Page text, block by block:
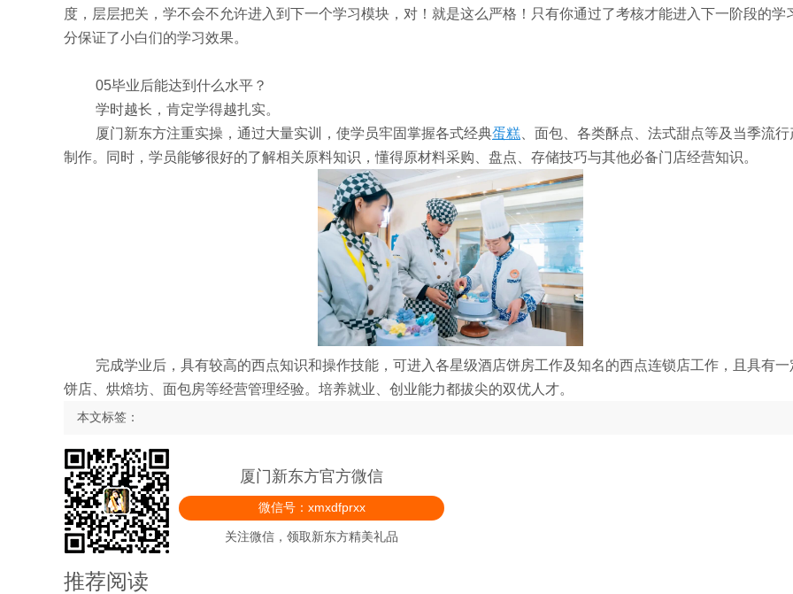
度，层层把关，学不会不允许进入到下一个学习模块，对！就是这么严格！只有你通过了考核才能进入下一阶段的学
分保证了小白们的学习效果。
05毕业后能达到什么水平？
学时越长，肯定学得越扎实。
厦门新东方注重实操，通过大量实训，使学员牢固掌握各式经典蛋糕 、面包、各类酥点、法式甜点等及当季流
制作。同时，学员能够很好的了解相关原料知识，懂得原材料采购、盘点、存储技巧与其他必备门店经营知识。
完成学业后，具有较高的西点知识和操作技能，可进入各星级酒店饼房工作及知名的西点连锁店工作，且具有一
饼店、烘焙坊、面包房等经营管理经验。培养就业、创业能力都拔尖的双优人才。
本文标签：
厦门新东方官方微信
微信号：xmxdfprxx
关注微信，领取新东方精美礼品
推荐阅读